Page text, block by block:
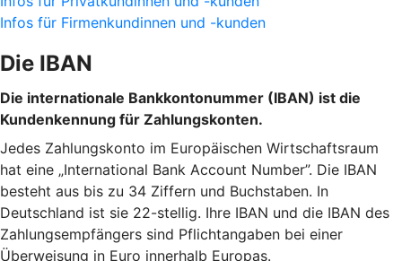
Infos für Firmenkundinnen und -kunden
Die IBAN
Die internationale Bankkontonummer (IBAN) ist die
Kundenkennung für Zahlungskonten.
Jedes Zahlungskonto im Europäischen Wirtschaftsraum
hat eine „International Bank Account Number”. Die IBAN
besteht aus bis zu 34 Ziffern und Buchstaben. In
Deutschland ist sie 22-stellig. Ihre IBAN und die IBAN des
Zahlungsempfängers sind Pflichtangaben bei einer
Überweisung in Euro innerhalb Europas.